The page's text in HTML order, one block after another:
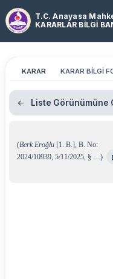
T.C. Anayasa
KARARLAR BİLGİ
KARAR KARAR BİLGİ
Liste Görünümüne
(Berk Eroğlu [1. B.], B. No:
2024/10939, 5/11/2025, § …)